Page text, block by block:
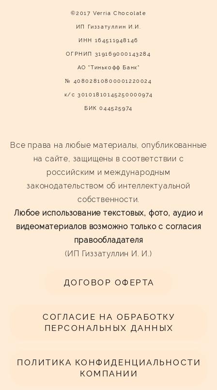
©2017 Verria Chocolate
ИП Гиззатуллин И.И.
ИНН 164511948146
ОГРНИП 319169000143284
АО "Тинькофф Банк"
№ 40802810800001220024
к/с 30101810145250000974
БИК 044525974
Все права на любые материалы, опубликованные
на сайте, защищены в соответствии с
российским и международным
законодательством об интеллектуальной
собственности.
Любое использование текстовых, фото, аудио и
видеоматериалов возможно только с согласия
правообладателя
(ИП Гиззатуллин И. И.)
ДОГОВОР ОФЕРТА
СОГЛАСИЕ НА ОБРАБОТКУ
ПЕРСОНАЛЬНЫХ ДАННЫХ
ПОЛИТИКА КОНФИДЕНЦИАЛЬНОСТИ
КОМПАНИИ